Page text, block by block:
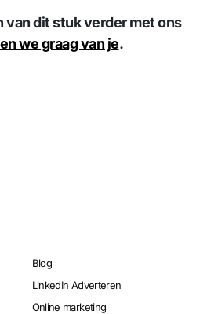
van dit stuk verder met ons
we graag van je.
Blog
LinkedIn Adverteren
Online marketing